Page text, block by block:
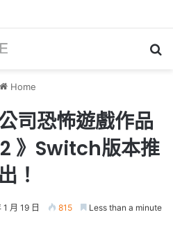
玩報告 源義經將是事件的起源！？
Home
司恐怖遊戲作品
》Switch版本推
出！
月 19 日 815 Less than a minute